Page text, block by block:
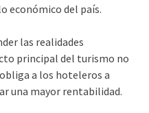
económico del país.
las realidades
principal del turis­mo no
a los ho­teleros a
una mayor rentabilidad.